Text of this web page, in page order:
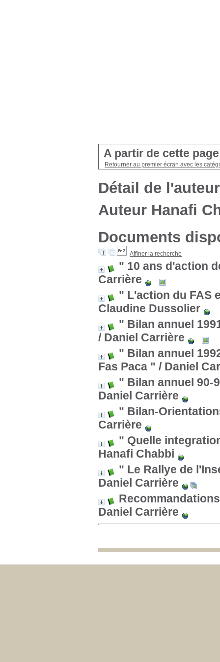
A partir de cette
Retourner au premier écran avec les
Détail de l'auteur
Auteur Hanafi
Documents
Affiner la recherche
" 10 ans d'action
Carrière
" L'action du FAS
Claudine Dussolier
" Bilan annuel
/ Daniel Carrière
" Bilan annuel
Fas Paca " / Daniel
" Bilan annuel 90-
Daniel Carrière
" Bilan-
Carrière
" Quelle
Hanafi Chabbi
" Le Rallye de
Daniel Carrière
Daniel Carrière